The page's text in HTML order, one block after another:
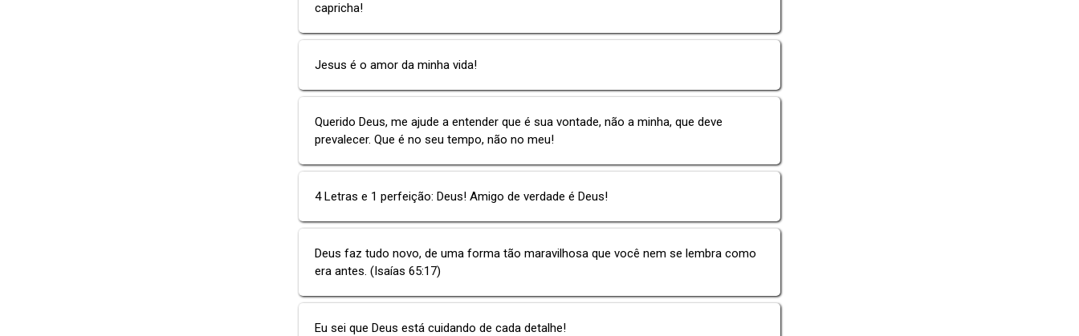
capricha!
Jesus é o amor da minha vida!
Querido Deus, me ajude a entender que é sua vontade, não a minha, que deve
prevalecer. Que é no seu tempo, não no meu!
4 Letras e 1 perfeição: Deus! Amigo de verdade é Deus!
Deus faz tudo novo, de uma forma tão maravilhosa que você nem se lembra como
era antes. (Isaías 65:17)
Eu sei que Deus está cuidando de cada detalhe!